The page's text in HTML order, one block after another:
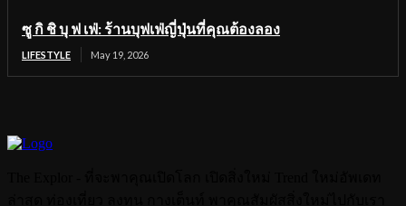
ซู กิ ชิ บุ ฟ เฟ่: ร้านบุฟเฟ่ญี่ปุ่นที่คุณต้องลอง
LIFESTYLE May 19, 2026